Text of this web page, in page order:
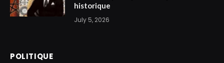
historique
July 5, 2026
POLITIQUE